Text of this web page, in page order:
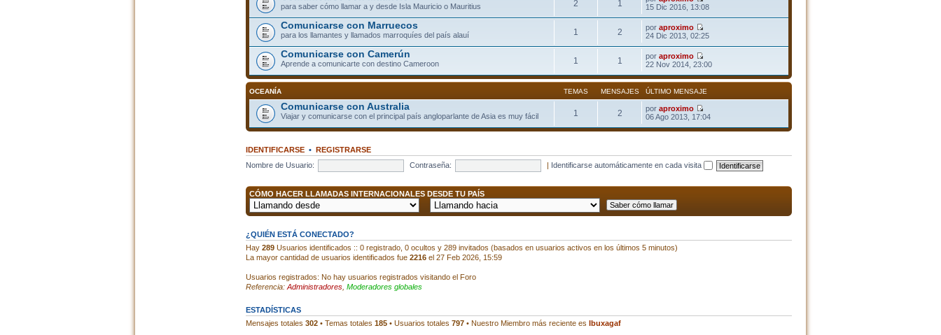
para saber cómo llamar a y desde Isla Mauricio o Mauritius 2 1
15 Dic 2016, 13:08
Comunicarse con Marruecos
para los llamantes y llamados marroquíes del país alauí 1 2 poraproximo
24 Dic 2013, 02:25
Comunicarse con Camerún
Aprende a comunicarte con destino Cameroon 1 1 poraproximo
22 Nov 2014, 23:00
OCEANÍA TEMAS MENSAJES ÚLTIMO MENSAJE
Comunicarse con Australia
Viajar y comunicarse con el principal país angloparlante de Asia es muy fácil 1 2 poraproximo
06 Ago 2013, 17:04
IDENTIFICARSE• REGISTRARSE
Nombre de Usuario:
Contraseña: | Identificarse automáticamente en cada visita
CÓMO HACER LLAMADAS INTERNACIONALES DESDE TU PAÍS
¿QUIÉN ESTÁ CONECTADO?
Hay 289Usuarios identificados :: 0 registrado, 0 ocultos y 289 invitados (basados en usuarios activos en los últimos 5 minutos)
La mayor cantidad de usuarios identificados fue 2216el 27 Feb 2026, 15:59
Usuarios registrados: No hay usuarios registrados visitando el Foro
Referencia: Administradores, Moderadores globales
ESTADÍSTICAS
Mensajes totales 302• Temas totales 185• Usuarios totales 797• Nuestro Miembro más reciente es Ibuxagaf